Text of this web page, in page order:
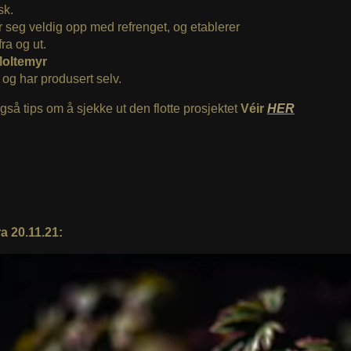
seg veldig opp med refrenget, og etablerer
og ut.
har produsert selv.
tips om å sjekke ut den flotte prosjektetVéir HER
20.11.21: